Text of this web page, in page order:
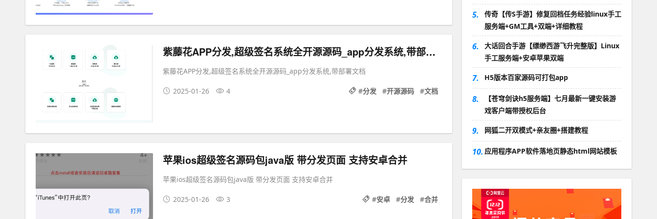
紫藤花APP分发,超级签名系统全开源源码_app分发系统,带部署文档
紫藤花APP分发,超级签名系统全开源源码_app分发系统,带部署文档
2025-01-26 4 #分发 #开源源码 #文档
苹果ios超级签名源码包java版 带分发页面 支持安卓合并
苹果ios超级签名源码包java版 带分发页面 支持安卓合并
2025-01-26 3 #安卓 #分发 #合并
5.
传奇【传S手游】修复回档任务经验linux手工
服务端+GM工具+双端+详细教程
6.
大话回合手游【缥缈西游飞升完整版】Linux
手工服务端+安卓苹果双端
7. H5版本百家源码可打包app
8.
【苍穹剑诀h5服务端】七月最新一键安装游
戏客户端带授权后台
9. 网狐二开双模式+亲友圈+搭建教程
10. 应用程序APP软件落地页静态html网站模板